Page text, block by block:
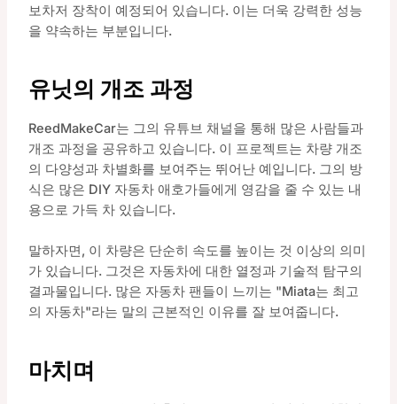
보차저 장착이 예정되어 있습니다. 이는 더욱 강력한 성능
을 약속하는 부분입니다.
유닛의 개조 과정
ReedMakeCar는 그의 유튜브 채널을 통해 많은 사람들과
개조 과정을 공유하고 있습니다. 이 프로젝트는 차량 개조
의 다양성과 차별화를 보여주는 뛰어난 예입니다. 그의 방
식은 많은 DIY 자동차 애호가들에게 영감을 줄 수 있는 내
용으로 가득 차 있습니다.
말하자면, 이 차량은 단순히 속도를 높이는 것 이상의 의미
가 있습니다. 그것은 자동차에 대한 열정과 기술적 탐구의
결과물입니다. 많은 자동차 팬들이 느끼는 "Miata는 최고
의 자동차"라는 말의 근본적인 이유를 잘 보여줍니다.
마치며